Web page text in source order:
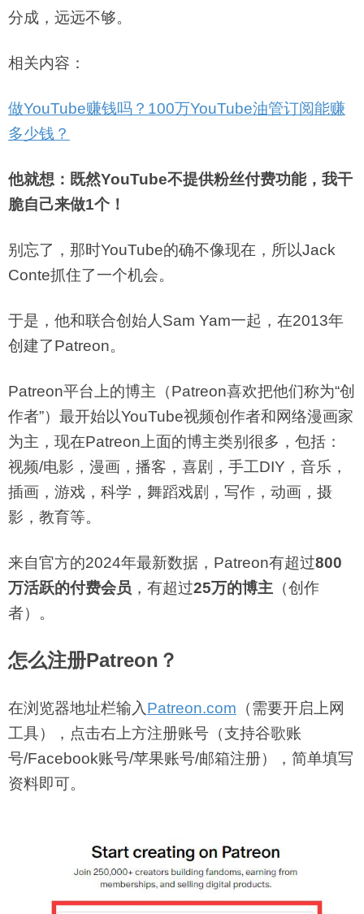
分成，远远不够。
相关内容：
做YouTube赚钱吗？100万YouTube油管订阅能赚
多少钱？
他就想：既然YouTube不提供粉丝付费功能，我干
脆自己来做1个！
别忘了，那时YouTube的确不像现在，所以Jack
Conte抓住了一个机会。
于是，他和联合创始人Sam Yam一起，在2013年
创建了Patreon。
Patreon平台上的博主（Patreon喜欢把他们称为“创
作者”）最开始以YouTube视频创作者和网络漫画家
为主，现在Patreon上面的博主类别很多，包括：
视频/电影，漫画，播客，喜剧，手工DIY，音乐，
插画，游戏，科学，舞蹈戏剧，写作，动画，摄
影，教育等。
来自官方的2024年最新数据，Patreon有超过800
万活跃的付费会员 ，有超过25万的博主 （创作
者）。
怎么注册Patreon？
在浏览器地址栏输入 Patreon.com （需要开启上网
工具），点击右上方注册账号（支持谷歌账
号/Facebook账号/苹果账号/邮箱注册），简单填写
资料即可。